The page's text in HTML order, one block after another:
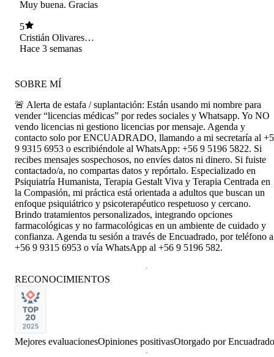
Muy buena. Gracias
5
Cristián Olivares
Esturillo
Hace 3 semanas
SOBRE MÍ
🚨 Alerta de estafa / suplantación: Están usando mi nombre para
vender “licencias médicas” por redes sociales y Whatsapp. Yo NO
vendo licencias ni gestiono licencias por mensaje. Agenda y
contacto solo por ENCUADRADO, llamando a mi secretaría al
9 9315 6953 o escribiéndole al WhatsApp: +56 9 5196 5822. Si
recibes mensajes sospechosos, no envíes datos ni dinero. Si fuiste
contactado/a, no compartas datos y repórtalo. Especializado en
Psiquiatría Humanista, Terapia Gestalt Viva y Terapia Centrada en
la Compasión, mi práctica está orientada a adultos que buscan un
enfoque psiquiátrico y psicoterapéutico respetuoso y cercano.
Brindo tratamientos personalizados, integrando opciones
farmacológicas y no farmacológicas en un ambiente de cuidado y
confianza. Agenda tu sesión a través de Encuadrado, por teléfono
+56 9 9315 6953 o vía WhatsApp al +56 9 5196 582.
RECONOCIMIENTOS
Mejores evaluacionesOpiniones positivasOtorgado porEncuadrado